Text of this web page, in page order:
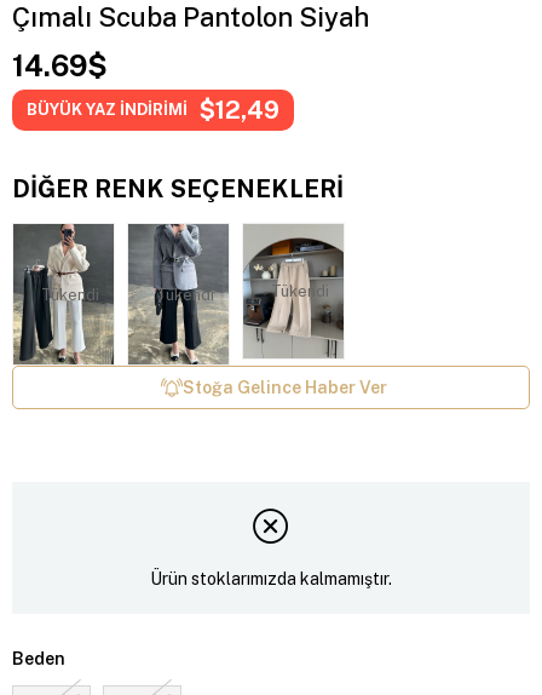
Çımalı Scuba Pantolon Siyah
14.69$
BÜYÜK YAZ İNDİRİMİ $12,49
DIĞER RENK SEÇENEKLERI
Tükendi Tükendi Tükendi
Stoğa Gelince Haber Ver
Ürün stoklarımızda kalmamıştır.
Beden